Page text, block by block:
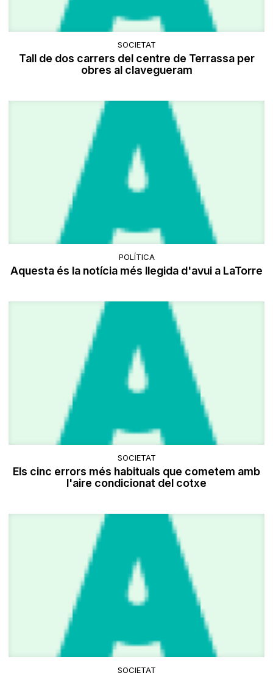
SOCIETAT
Tall de dos carrers del centre de Terrassa per
obres al clavegueram
POLÍTICA
Aquesta és la notícia més llegida d'avui a LaTorre
SOCIETAT
Els cinc errors més habituals que cometem amb
l'aire condicionat del cotxe
SOCIETAT